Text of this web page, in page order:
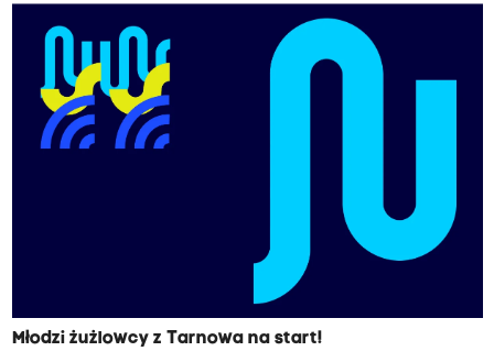
Młodzi żużlowcy z Tarnowa na start!